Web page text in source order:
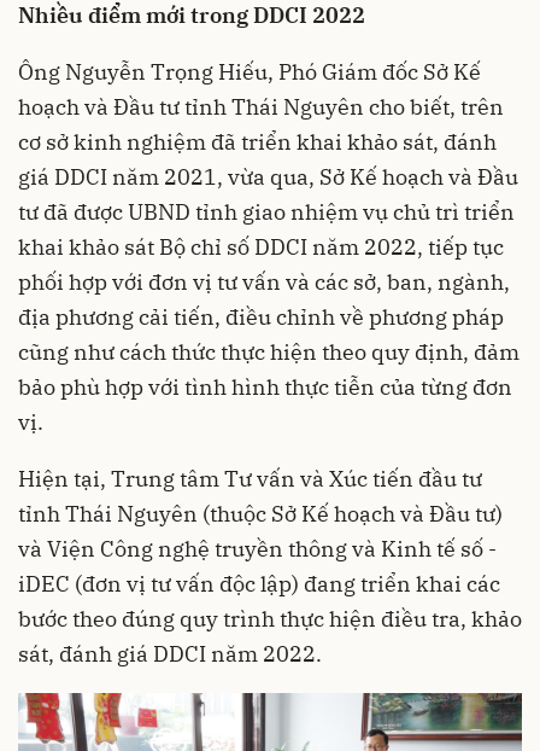
Nhiều điểm mới trong DDCI 2022
Ông Nguyễn Trọng Hiếu, Phó Giám đốc Sở Kế
hoạch và Đầu tư tỉnh Thái Nguyên cho biết, trên
cơ sở kinh nghiệm đã triển khai khảo sát, đánh
giá DDCI năm 2021, vừa qua, Sở Kế hoạch và Đầu
tư đã được UBND tỉnh giao nhiệm vụ chủ trì triển
khai khảo sát Bộ chỉ số DDCI năm 2022, tiếp tục
phối hợp với đơn vị tư vấn và các sở, ban, ngành,
địa phương cải tiến, điều chỉnh về phương pháp
cũng như cách thức thực hiện theo quy định, đảm
bảo phù hợp với tình hình thực tiễn của từng đơn
vị.
Hiện tại, Trung tâm Tư vấn và Xúc tiến đầu tư
tỉnh Thái Nguyên (thuộc Sở Kế hoạch và Đầu tư)
và Viện Công nghệ truyền thông và Kinh tế số -
iDEC (đơn vị tư vấn độc lập) đang triển khai các
bước theo đúng quy trình thực hiện điều tra, khảo
sát, đánh giá DDCI năm 2022.